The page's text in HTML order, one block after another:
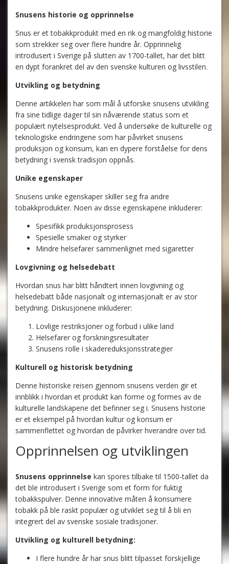
Snusens historie og opprinnelse
Snus er et tobakkprodukt med en rik og mangfoldig historie
som strekker seg over flere hundre år. Opprinnelig
introdusert i Sverige på slutten av 1700-tallet, har det blitt
en dypt forankret del av den svenske kulturen og livsstilen.
Utvikling og betydning
Denne artikkelen har som mål å utforske snusens utvikling
fra sine tidlige dager til sin nåværende status som et
populært nytelsesprodukt. Ved å undersøke de kulturelle og
teknologiske endringene som har påvirket snusens
produksjon og konsum, kan en dypere forståelse for dens
betydning i svensk tradisjon oppnås.
Unike egenskaper
Snusens unike egenskaper skiller seg fra andre
tobakkprodukter. Noen av disse egenskapene inkluderer:
Spesifikk produksjonsprosess
Spesielle smaker og styrker
Mindre helsefarer sammenlignet med sigaretter
Lovgivning og helsedebatt
Hvordan snus har blitt håndtert innen lovgivning og
helsedebatt både nasjonalt og internasjonalt er av stor
betydning. Diskusjonene inkluderer:
Lovlige restriksjoner og forbud i ulike land
Helsefarer og forskningsresultater
Snusens rolle i skadereduksjonsstrategier
Kulturell og historisk betydning
Denne historiske reisen gjennom snusens verden gir et
innblikk i hvordan et produkt kan forme og formes av de
kulturelle landskapene det befinner seg i. Snusens historie
er et eksempel på hvordan kultur og konsum er
sammenflettet og hvordan de påvirker hverandre over tid.
Opprinnelsen og utviklingen
Snusens opprinnelse kan spores tilbake til 1500-tallet da
det ble introdusert i Sverige som et form for fuktig
tobakkspulver. Denne innovative måten å konsumere
tobakk på ble raskt populær og utviklet seg til å bli en
integrert del av svenske sosiale tradisjoner.
Utvikling og kulturell betydning:
I flere hundre år har snus blitt tilpasset forskjellige